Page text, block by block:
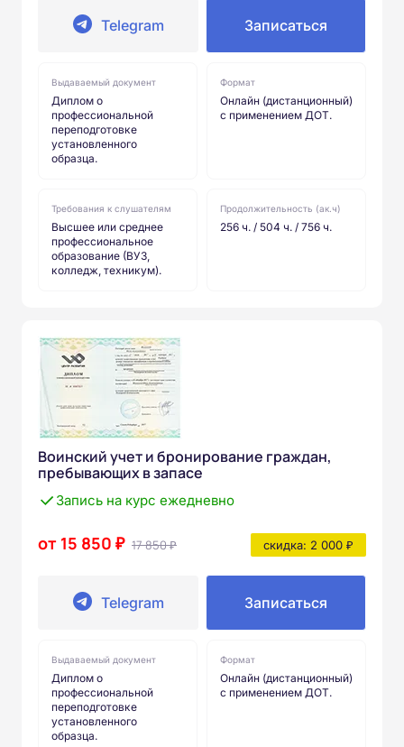
Telegram Записаться
Выдаваемый документ
Диплом о
профессиональной
переподготовке
установленного
образца.
Формат
Онлайн (дистанционный)
с применением ДОТ.
Требования к слушателям
Высшее или среднее
профессиональное
образование (ВУЗ,
колледж, техникум).
Продолжительность (ак.ч)
256 ч. / 504 ч. / 756 ч.
Воинский учет и бронирование граждан,
пребывающих в запасе
Запись на курс ежедневно
от 15 850 ₽ 17 850 ₽ скидка: 2 000 ₽
Telegram Записаться
Выдаваемый документ
Диплом о
профессиональной
переподготовке
установленного
образца.
Формат
Онлайн (дистанционный)
с применением ДОТ.